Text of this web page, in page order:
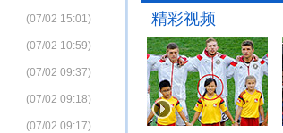
(07/02 15:01)
(07/02 10:59)
(07/02 09:37)
(07/02 09:18)
(07/02 09:17)
精彩视频